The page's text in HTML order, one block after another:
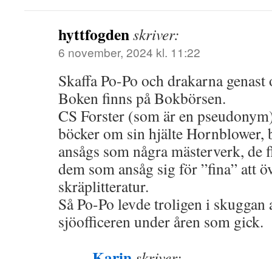
hyttfogdenskriver:
6 november, 2024 kl. 11:22
Skaffa Po-Po och drakarna
Boken finns på Bokbörsen.
CS Forster (som är en
böcker om sin hjälte Hornblower,
ansågs som några mästerverk, de
dem som ansåg sig för ”fina” att
skräplitteratur.
Så Po-Po levde troligen i skuggan
sjöofficeren under åren som gick.